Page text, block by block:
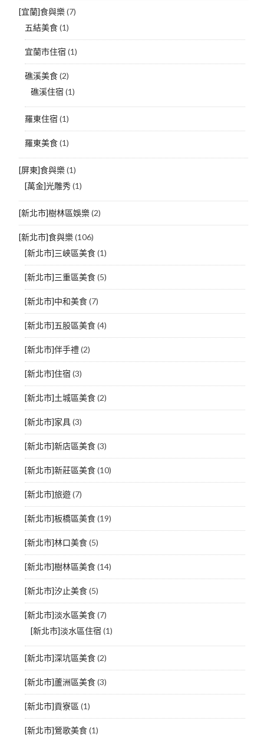
[宜蘭]食與樂(7)
五結美食(1)
宜蘭市住宿 (1)
礁溪美食(2)
礁溪住宿 (1)
羅東住宿 (1)
羅東美食(1)
[屏東]食與樂(1)
[萬金]光雕秀(1)
[新北市]樹林區娛樂(2)
[新北市]食與樂(106)
[新北市]三峽區美食(1)
[新北市]三重區美食(5)
[新北市]中和美食(7)
[新北市]五股區美食(4)
[新北市]伴手禮(2)
[新北市]住宿 (3)
[新北市]土城區美食(2)
[新北市]家具(3)
[新北市]新店區美食(3)
[新北市]新莊區美食(10)
[新北市]旅遊(7)
[新北市]板橋區美食(19)
[新北市]林口美食(5)
[新北市]樹林區美食(14)
[新北市]汐止美食(5)
[新北市]淡水區美食(7)
[新北市]淡水區住宿 (1)
[新北市]深坑區美食(2)
[新北市]蘆洲區美食(3)
[新北市]貢寮區 (1)
[新北市]鶯歌美食(1)